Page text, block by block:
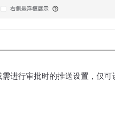
进行审批时的推送设置，仅